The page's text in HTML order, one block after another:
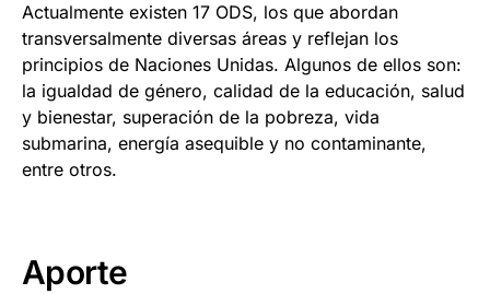
Actualmente existen 17 ODS, los que abordan
transversalmente diversas áreas y reflejan los
principios de Naciones Unidas. Algunos de ellos son:
la igualdad de género, calidad de la educación, salud
y bienestar, superación de la pobreza, vida
submarina, energía asequible y no contaminante,
entre otros.
Aporte